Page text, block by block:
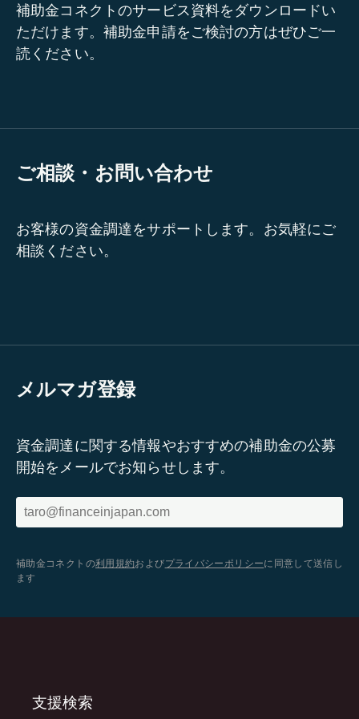
補助金コネクトのサービス資料をダウンロードい
ただけます。補助金申請をご検討の方はぜひご一
読ください。
ご相談・お問い合わせ
お客様の資金調達をサポートします。お気軽にご
相談ください。
メルマガ登録
資金調達に関する情報やおすすめの補助金の公募
開始をメールでお知らせします。
補助金コネクトの利用規約およびプライバシーポリシーに同意して送信し
ます
支援検索